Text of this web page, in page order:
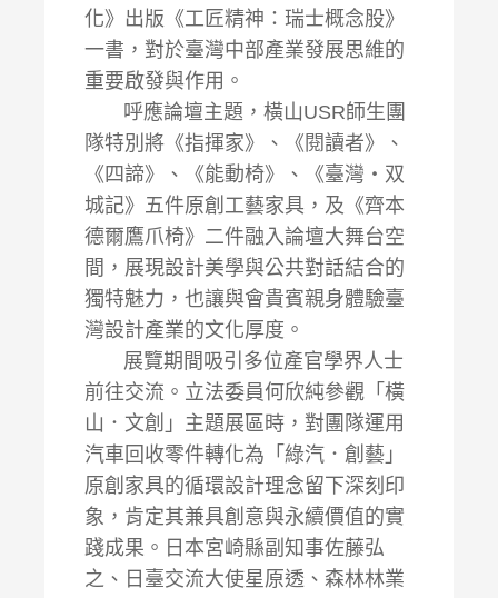
化》出版《工匠精神：瑞士概念股》
一書，對於臺灣中部產業發展思維的
重要啟發與作用。
呼應論壇主題，橫山USR師生團
隊特別將《指揮家》、《閱讀者》、
《四諦》、《能動椅》、《臺灣‧双
城記》五件原創工藝家具，及《齊本
德爾鷹爪椅》二件融入論壇大舞台空
間，展現設計美學與公共對話結合的
獨特魅力，也讓與會貴賓親身體驗臺
灣設計產業的文化厚度。
展覽期間吸引多位產官學界人士
前往交流。立法委員何欣純參觀「橫
山．文創」主題展區時，對團隊運用
汽車回收零件轉化為「綠汽．創藝」
原創家具的循環設計理念留下深刻印
象，肯定其兼具創意與永續價值的實
踐成果。日本宮崎縣副知事佐藤弘
之、日臺交流大使星原透、森林林業